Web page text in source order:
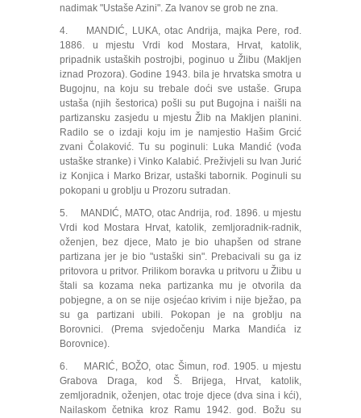
nadimak "Ustaše Azini". Za Ivanov se grob ne zna.
4. MANDIĆ, LUKA, otac Andrija, majka Pere, rođ.
1886. u mjestu Vrdi kod Mostara, Hrvat, katolik,
pripadnik ustaških postrojbi, poginuo u Žlibu (Makljen
iznad Prozora). Godine 1943. bila je hrvatska smotra u
Bugojnu, na koju su trebale doći sve ustaše. Grupa
ustaša (njih šestorica) pošli su put Bugojna i naišli na
partizansku zasjedu u mjestu Žlib na Makljen planini.
Radilo se o izdaji koju im je namjestio Hašim Grcić
zvani Čolaković. Tu su poginuli: Luka Mandić (vođa
ustaške stranke) i Vinko Kalabić. Preživjeli su Ivan Jurić
iz Konjica i Marko Brizar, ustaški tabornik. Poginuli su
pokopani u groblju u Prozoru sutradan.
5. MANDIĆ, MATO, otac Andrija, rođ. 1896. u mjestu
Vrdi kod Mostara Hrvat, katolik, zemljoradnik-radnik,
oženjen, bez djece, Mato je bio uhapšen od strane
partizana jer je bio "ustaški sin". Prebacivali su ga iz
pritovora u pritvor. Prilikom boravka u pritvoru u Žlibu u
štali sa kozama neka partizanka mu je otvorila da
pobjegne, a on se nije osjećao krivim i nije bježao, pa
su ga partizani ubili. Pokopan je na groblju na
Borovnici. (Prema svjedočenju Marka Mandića iz
Borovnice).
6. MARIĆ, BOŽO, otac Šimun, rođ. 1905. u mjestu
Grabova Draga, kod Š. Brijega, Hrvat, katolik,
zemljoradnik, oženjen, otac troje djece (dva sina i kći),
Nailaskom četnika kroz Ramu 1942. god. Božu su